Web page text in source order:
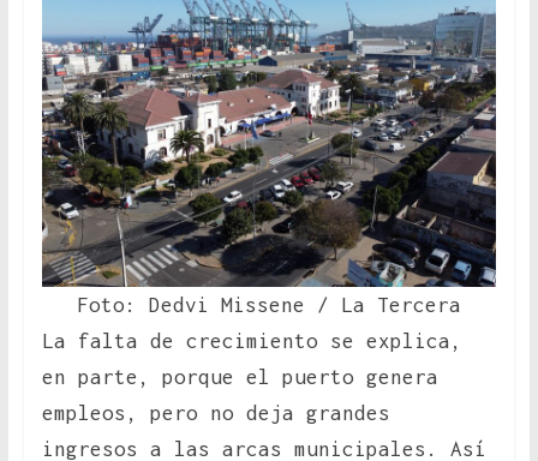
Foto: Dedvi Missene / La Tercera
La falta de crecimiento se explica,
en parte, porque el puerto genera
empleos, pero no deja grandes
ingresos a las arcas municipales. Así